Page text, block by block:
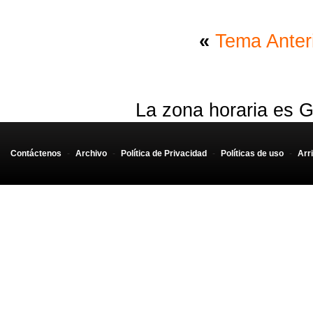
« Tema
La zona horaria es
Contáctenos - Archivo - Política de Privacidad - Políticas de uso -